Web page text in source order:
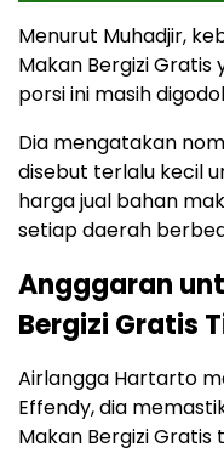
Menurut Muhadjir,
Makan Bergizi Gratis
porsi ini masih
Dia mengatakan
disebut terlalu kecil
harga jual bahan
setiap daerah
Angggaran
Bergizi Gratis
Airlangga Hartarto
Effendy, dia
Makan Bergizi Gratis